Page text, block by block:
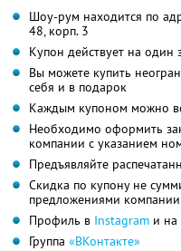
Шоу-рум находится по
48, корп. 3
Купон действует на один
Вы можете купить
себя и в подарок
Каждым купоном можно
Необходимо оформить
компании с указанием
Предъявляйте
Скидка по купону не
предложениями компании
Профиль в Instagram и на
Группа «ВКонтакте»